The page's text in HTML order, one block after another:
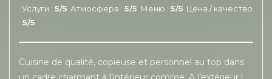
Услуги : 5/5 Атмосфера : 5/5 Меню : 5/5 Цена / качество
: 5/5
Cuisine de qualité, copieuse et personnel au top dans